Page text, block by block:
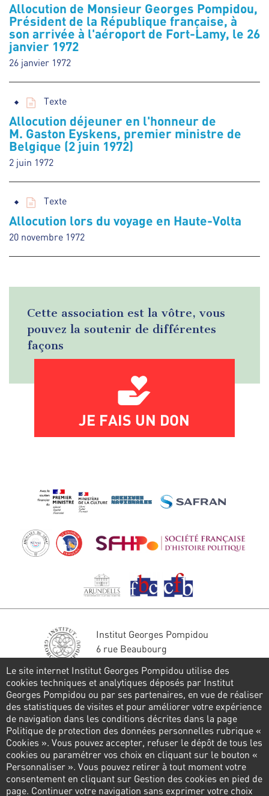
Allocution de Monsieur Georges Pompidou,
Président de la République française, à
son arrivée à l'aéroport de Fort-Lamy, le 26
janvier 1972
26 janvier 1972
Texte
Allocution déjeuner en l'honneur de
M. Gaston Eyskens, premier ministre de
Belgique (2 juin 1972)
2 juin 1972
Texte
Allocution lors du voyage en Haute-Volta
20 novembre 1972
Cette association est la vôtre, vous
pouvez la soutenir de différentes
façons
JE FAIS UN DON
Institut Georges Pompidou
6 rue Beaubourg
Tél. : 01 44 78 41 22
Restons en contact
FORMULAIRE DE CONTACT
Suivez-nous
Le site internet Institut Georges Pompidou utilise des
cookies techniques et analytiques déposés par Institut
Georges Pompidou ou par ses partenaires, en vue de réaliser
des statistiques de visites et pour améliorer votre expérience
de navigation dans les conditions décrites dans la page
Politique de protection des données personnelles rubrique «
Cookies ». Vous pouvez accepter, refuser le dépôt de tous les
cookies ou paramétrer vos choix en cliquant sur le bouton «
Personnaliser ». Vous pouvez retirer à tout moment votre
consentement en cliquant sur Gestion des cookies en pied de
page. Continuer votre navigation sans exprimer votre choix